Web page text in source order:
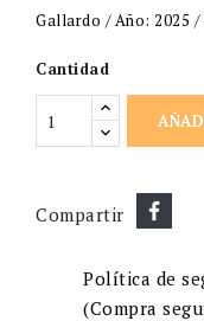
Gallardo / Año: 2025 /
Cantidad
Compartir
Política de
(Compra